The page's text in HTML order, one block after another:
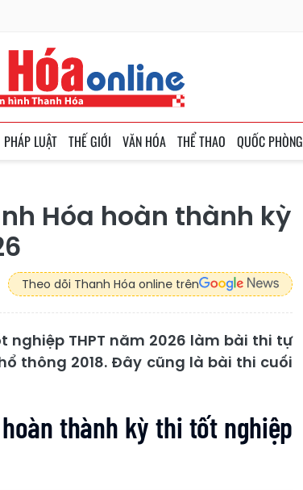
PHÁP LUẬT THẾ GIỚI VĂN HÓA THỂ THAO QUỐC PHÒNG
Hóa hoàn thành kỳ
Theo dõi Thanh Hóa online trên
nghiệp THPT năm 2026 làm bài thi tự
thông 2018. Đây cũng là bài thi cuối
thành kỳ thi tốt nghiệp